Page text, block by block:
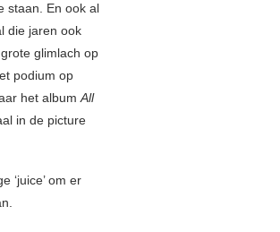
staan. En ook al
die jaren ook
glimlach op
podium op
het album All
in de picture
‘juice’ om er